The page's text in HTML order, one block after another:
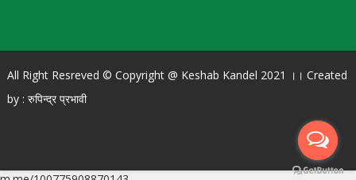
All Right Resreved © Copyright @ Keshab Kandel 2021 ।। Created
by : रुपिन्द्र प्रभावी